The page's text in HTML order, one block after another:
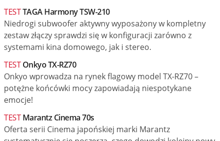
TESTTAGA Harmony TSW-210
Niedrogi subwoofer aktywny wyposażony w kompletny
zestaw złączy sprawdzi się w konfiguracji zarówno z
systemami kina domowego, jak i stereo.
TESTOnkyo TX-RZ70
Onkyo wprowadza na rynek flagowy model TX-RZ70 –
potężne końcówki mocy zapowiadają niespotykane
emocje!
TESTMarantz Cinema 70s
Oferta serii Cinema japońskiej marki Marantz